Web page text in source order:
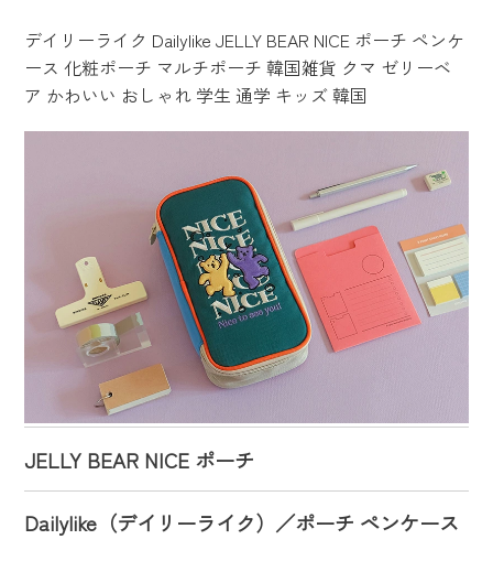
ナップサック
レジャーシート
移動ポケット
Mail Magazine
メールマガジン
ご利用案内
プライバシーポリシー
特定商取引法
デイリーライク Dailylike JELLY BEAR NICE ポーチ ペンケ
ース 化粧ポーチ マルチポーチ 韓国雑貨 クマ ゼリーベ
ア かわいい おしゃれ 学生 通学 キッズ 韓国
JELLY BEAR NICE ポーチ
Dailylike（デイリーライク）／ポーチ ペンケース